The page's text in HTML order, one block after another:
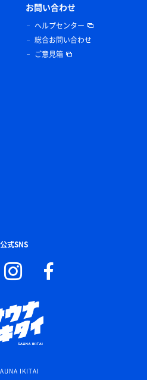
お問い合わせ
ヘルプセンター
総合お問い合わせ
ご意見箱
公式SNS
IKITAI